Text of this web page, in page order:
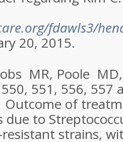
fdawls3/
20, 2015.
MR, Poole
551, 556, 557
Outcome of
due to
strains,